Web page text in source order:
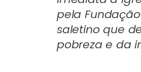
pela
saletino que
pobreza e da